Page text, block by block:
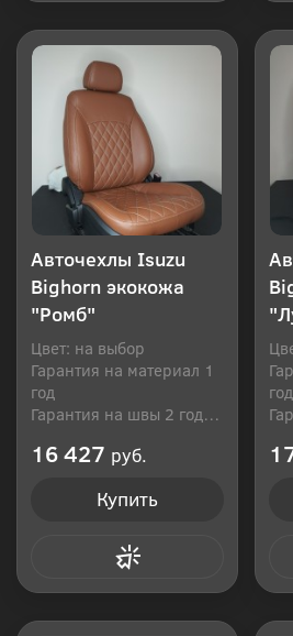
Авточехлы Isuzu
Bighorn экокожа
"Ромб"
Цвет: на выбор
Гарантия на материал 1
год
Гарантия на швы 2 года
16 427 руб.
Купить
год